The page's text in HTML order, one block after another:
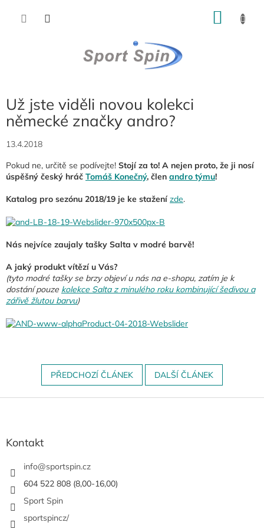
Už jste viděli novou kolekci
německé značky andro?
13.4.2018
Pokud ne, určitě se podívejte! Stojí za to! A nejen proto, že ji nosí
úspěšný český hráč Tomáš Konečný, člen andro týmu!
Katalog pro sezónu 2018/19 je ke staženízde.
Nás nejvíce zaujaly tašky Salta v modré barvě!
A jaký produkt vítězí u Vás?
(tyto modré tašky se brzy objeví u nás na e-shopu, zatím je k
dostání pouze kolekce Salta z minulého roku kombinující šedivou a
zářivě žlutou barvu)
PŘEDCHOZÍ ČLÁNEK DALŠÍ ČLÁNEK
Z
Kontakt
info@sportspin.cz
604 522 808 (8,00-16,00)
Sport Spin
sportspincz/